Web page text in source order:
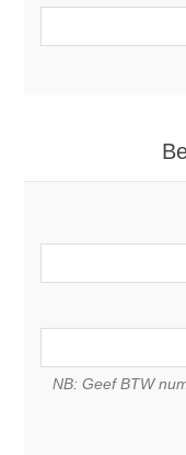
NB: Geef BTW